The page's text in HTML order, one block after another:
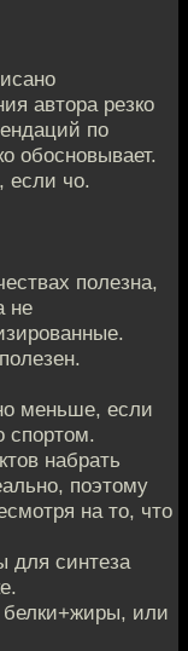
автора резко
по
обосновывает.
если чо.
полезна,
не
меньше, если
спортом.
набрать
поэтому
на то, что
для синтеза
или